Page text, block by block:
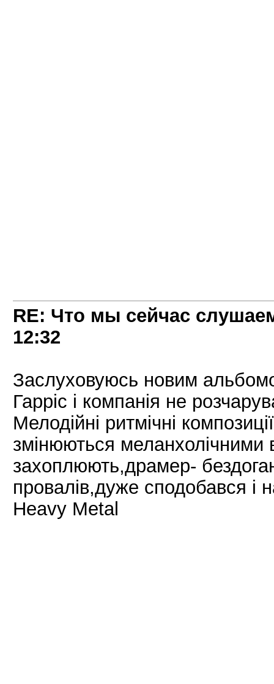
RE: Что мы сейчас
12:32
Заслуховуюсь новим
Гарріс і компанія не
Мелодійні ритмічні
змінюються меланхолічними
захоплюють,драмер-
провалів,дуже сподобався і
Heavy Metal